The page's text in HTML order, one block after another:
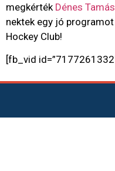
megkérték Dénes
nektek egy jó programot
Hockey Club!
[fb_vid